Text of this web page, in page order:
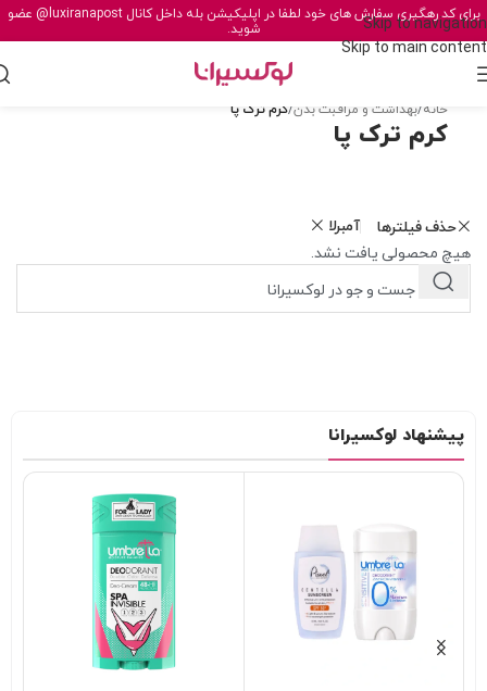
Skip to navigation
Skip to main content
برای کد رهگیری سفارش های خود لطفا در اپلیکیشن بله داخل کانال@luxiranapost عضو
شوید.
خانه/بهداشت و مراقبت بدن/کرم ترک پا
کرم ترک پا
حذف فیلترها آمبرلا
هیچ محصولی یافت نشد.
پیشنهاد لوکسیرانا